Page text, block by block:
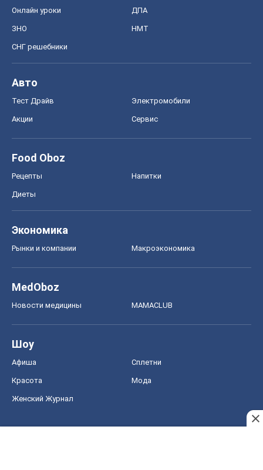
Онлайн уроки ДПА
ЗНО НМТ
СНГ решебники
Авто
Тест Драйв Электромобили
Акции Сервис
Food Oboz
Рецепты Напитки
Диеты
Экономика
Рынки и компании Mакроэкономика
MedOboz
Новости медицины MAMACLUB
Шоу
Афиша Сплетни
Красота Мода
Женский Журнал